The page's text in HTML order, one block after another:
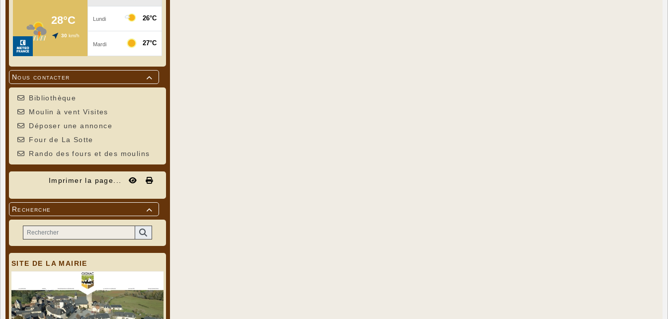

Nous contacter
Bibliothèque
Moulin à vent Visites
Déposer une annonce
Four de La Sotte
Rando des fours et des moulins
Imprimer la page...

Recherche
SITE DE LA MAIRIE